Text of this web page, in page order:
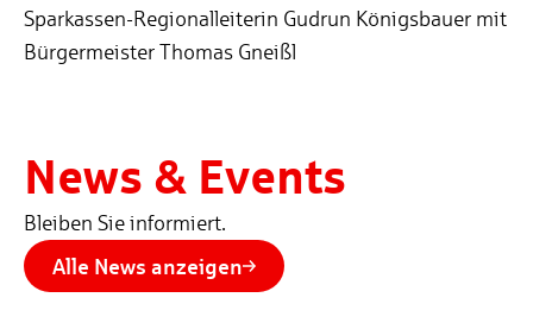
Sparkassen-Regionalleiterin Gudrun Königsbauer mit
Bürgermeister Thomas Gneißl
News & Events
Bleiben Sie informiert.
Alle News anzeigen